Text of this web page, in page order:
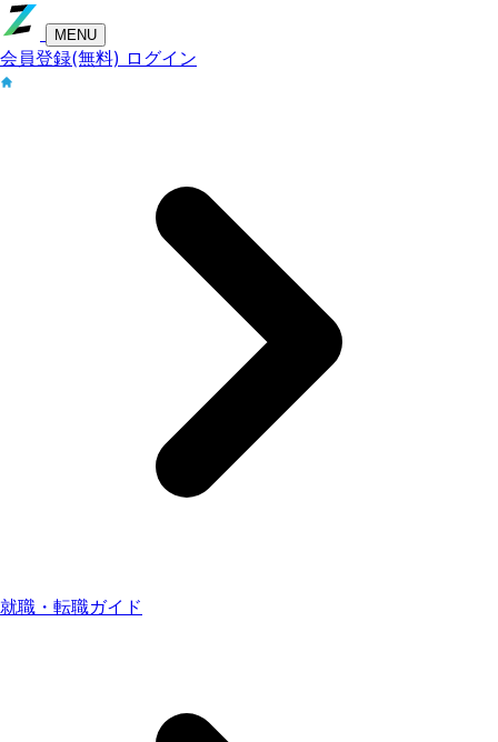
MENU
会員登録(無料) ログイン
就職・転職ガイド